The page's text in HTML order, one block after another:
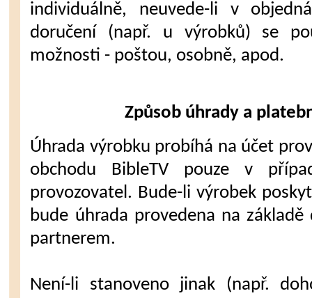
individuálně, neuvede-li v
doručení (např. u výrobků) se
možnosti - poštou, osobně, apod.
Způsob úhrady a
Úhrada výrobku probíhá na účet
obchodu BibleTV pouze v
provozovatel. Bude-li výrobek
bude úhrada provedena na
partnerem.
Není-li stanoveno jinak (např.